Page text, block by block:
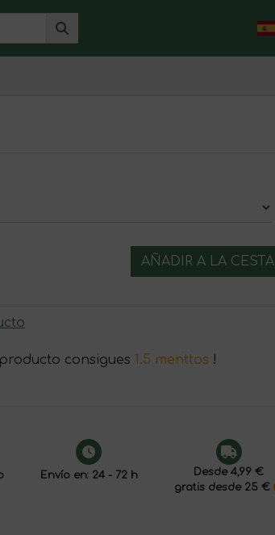
AÑADIR A LA CESTA
consigues 1.5 menttos !
Envío en: 24 - 72 h
Desde 4,99 €
gratis desde 25 €